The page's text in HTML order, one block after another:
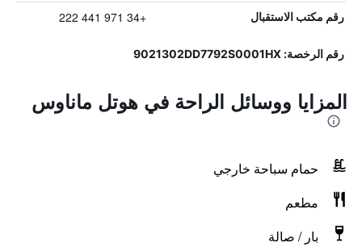
رقم مكتب الاستقبال +34 971 441 222
رقم الرخصة: 9021302DD7792S0001HX
المزايا ووسائل الراحة في هوتل ماناوس
حمام سباحة خارجي
مطعم
بار / صالة